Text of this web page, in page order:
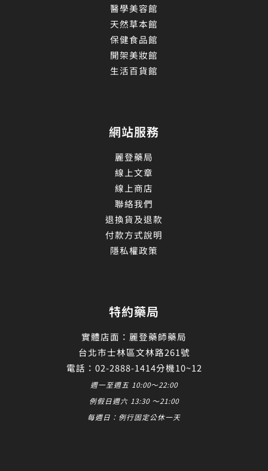
醫學美容館
天然草本館
保健食品館
開架美妝館
生活百貨館
網站服務
麗登藥局
線上文章
線上商店
聯絡我們
退換貨及退款
付款方式說明
隱私權政策
特約藥局
實體店面：麗登藥師藥局
台北市士林區文林路261號
電話：02-2888-1414分機10~12
週一至週五 10:00～22:00
例假日週六 13:30 ～21:00
每週日：例行固定公休一天